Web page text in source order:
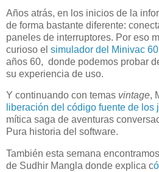
Años atrás, en los inicios de la
de forma bastante diferente:
paneles de interruptores. Por eso
curioso el simulador del Minivac
años 60, donde podemos probar
su experiencia de uso.
Y continuando con temas vintage,
liberación del código fuente de los
mítica saga de aventuras
Pura historia del software.
También esta semana
de Sudhir Mangla donde explica c